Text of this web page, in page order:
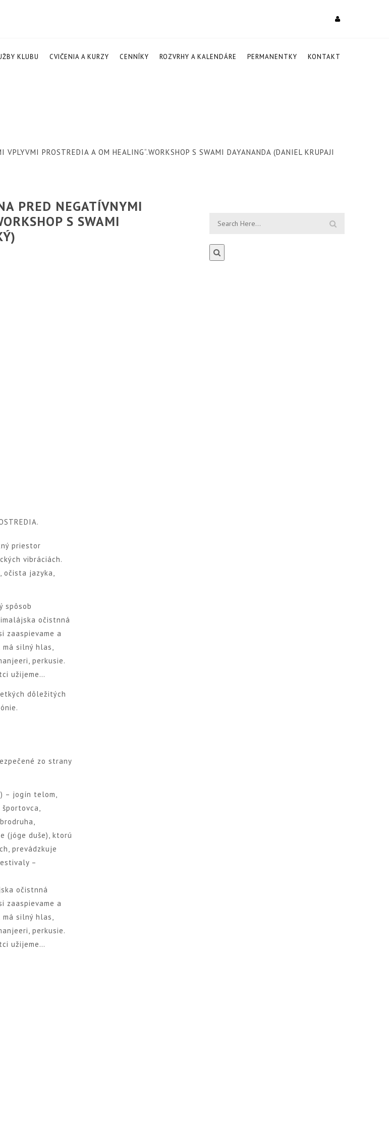
KLUBU CVIČENIA A KURZY CENNÍKY ROZVRHY A KALENDÁRE PERMANENTKY KONTAKT
PROSTREDIA A OM HEALING“.WORKSHOP S SWAMI DAYANANDA (DANIEL KRUPAJI
PRED NEGATÍVNYMI
S SWAMI
priestor
vibráciách.
jazyka,
spôsob
očistnná
zaaspievame a
silný hlas,
perkusie.
užijeme…
dôležitých
zo strany
– jogín telom,
(jóge duše), ktorú
prevádzkuje
–
očistnná
zaaspievame a
silný hlas,
perkusie.
užijeme…